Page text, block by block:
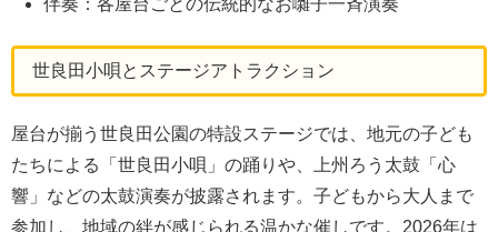
伴奏：各屋台ごとの伝統的なお囃子一斉演奏
世良田小唄とステージアトラクション
屋台が揃う世良田公園の特設ステージでは、地元の子ども
たちによる「世良田小唄」の踊りや、上州ろう太鼓「心
響」などの太鼓演奏が披露されます。子どもから大人まで
参加し、地域の絆が感じられる温かな催しです。2026年は